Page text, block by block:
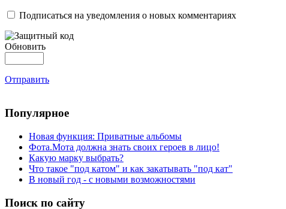
Подписаться на уведомления о новых комментариях
Обновить
Отправить
Популярное
Новая функция: Приватные альбомы
Фота.Мота должна знать своих героев в лицо!
Какую марку выбрать?
Что такое "под катом" и как закатывать "под кат"
В новый год - с новыми возможностями
Поиск по сайту